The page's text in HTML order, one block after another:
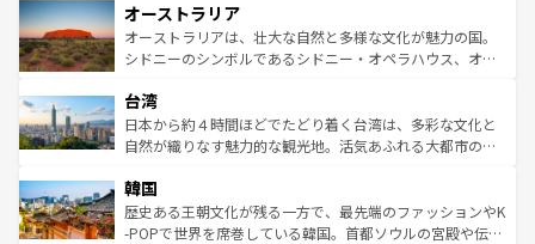
部のニューオーリンズでは、音楽と美食が融合した独特の
文化が魅力。旅行者はアメリカの各地域で異なる魅力を楽
しみながら、その多様性と豊かな歴史を感じることができ
ならではの贅沢な旅のスタイルだ。 なお、新着のアメリカ
情報はコンテンツ一覧を参照してほしい。
ワイ島は見逃せない。また、定番の観光地といえばオアフ
島だが、静かな自然を求めるならマウイ島やカウアイ島が
おすすめ。エメラルドグリーンに輝く海をはじめ、豊かな
れるおもてなしの心で訪れる人々を迎えてくれるハワイの
人々、おいしいローカルフードやハワイアンミュージッ
ク、伝統的なフラダンスなど、すべてがハワイの魅力を彩
ワイを、存分に味わってほしい。 なお、新着のハワイ情報
はコンテンツ一覧を参照してほしい。
オーストラリア
オーストラリアは、壮大な自然と多様な文化が魅力の国。
シドニーのシンボルであるシドニー・オペラハウス、オー
リアリーフや大陸中央部にそびえるウルル（エアーズロッ
ク）、タスマニアの美しい原生林やケアンズの熱帯雨林な
ど、見どころがたくさん。また、カフェやワイン、オージ
いる。アクティビティも充実しており、サーフィンやダイ
ビング、ハイキングなど、アウトドア好きにはたまらな
い。オーストラリアの多彩な魅力を存分に味わいつくそ
台湾
日本から約４時間ほどでたどり着く台湾は、多彩な文化と
自然が織りなす魅力的な観光地。活気あふれる大都市の台
ン）、静ひつな山岳地帯である台湾東部など、都市の喧騒
と山間の静けさが共存しており、訪れる人に新しい発見と
驚きをもたらしてくれる。また、奥深い台湾の食文化も魅
韓国
歴史ある王朝文化が残る一方で、最先端のファッションやK
-POPで世界を席巻している韓国。首都ソウルの宮殿や伝統